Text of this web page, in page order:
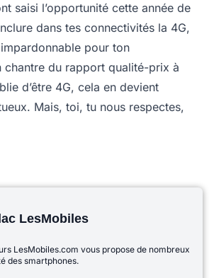
saisi l’opportunité cette année de
dans tes connectivités la 4G,
pour ton
chantre du rapport qualité-prix à
d’être 4G, cela en devient
Mais, toi, tu nous respectes,
LesMobiles
LesMobiles.com vous propose de nombreux
des smartphones.